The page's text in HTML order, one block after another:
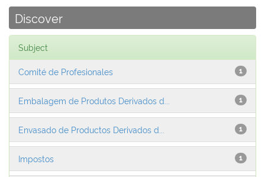
Discover
Subject
1
Comité de Profesionales
1
Embalagem de Produtos Derivados d...
1
Envasado de Productos Derivados d...
1
Impostos